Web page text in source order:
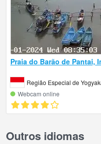
Praia do Barão de Pantai,
Região Especial de
Webcam online
Outros idiomas